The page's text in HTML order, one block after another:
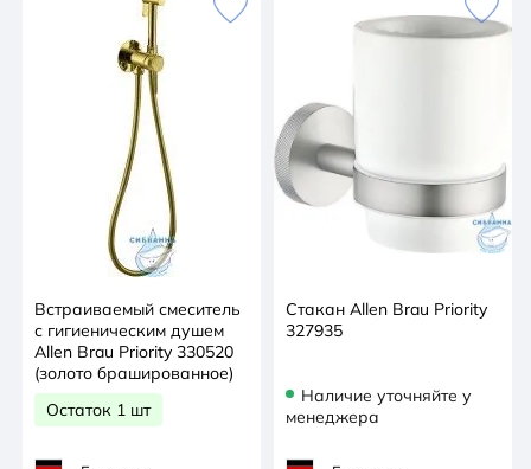
Встраиваемый смеситель
с гигиеническим душем
Allen Brau Priority 330520
(золото брашированное)
Остаток 1 шт
Стакан Allen Brau Priority
327935
Наличие уточняйте у
менеджера